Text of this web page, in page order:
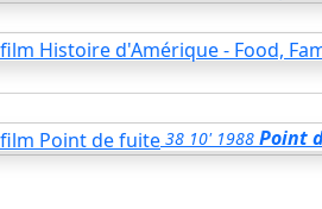
38 10' 1988 Point